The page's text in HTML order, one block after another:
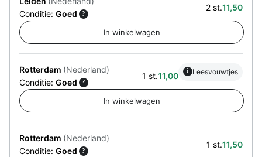
Conditie: Goed ?
2 st.11,50
Rotterdam (Nederland)
Conditie: Goed ?
1 st.11,00 i Leesvouwtjes
Rotterdam (Nederland)
Conditie: Goed ?
1 st.11,50